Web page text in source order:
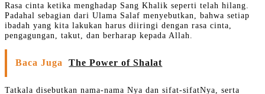
Rasa cinta ketika menghadap Sang Khalik seperti telah hilang.
Padahal sebagian dari Ulama Salaf menyebutkan, bahwa setiap
ibadah yang kita lakukan harus diiringi dengan rasa cinta,
pengagungan, takut, dan berharap kepada Allah.
Baca Juga The Power of Shalat
Tatkala disebutkan nama-nama Nya dan sifat-sifatNya, serta